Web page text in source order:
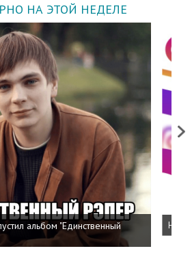
НА ЭТОЙ НЕДЕЛЕ
альбом "Единственный
Next